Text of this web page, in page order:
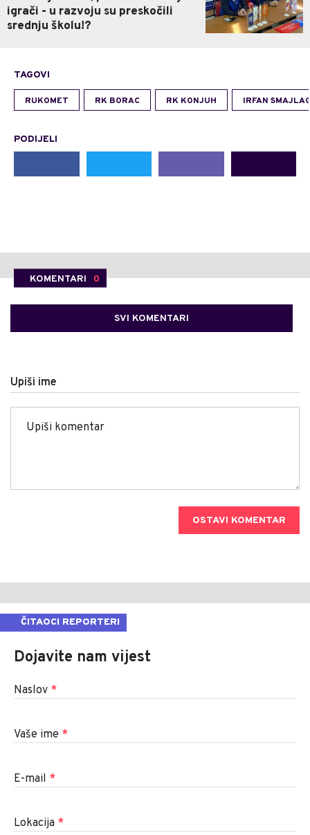
igrači - u razvoju su preskočili
srednju školu!?
TAGOVI
RUKOMET RK BORAC RK KONJUH IRFAN
PODIJELI
KOMENTARI 0
SVI KOMENTARI
Upiši ime
OSTAVI KOMENTAR
ČITAOCI REPORTERI
Dojavite nam vijest
Naslov *
Vaše ime *
E-mail *
Lokacija *